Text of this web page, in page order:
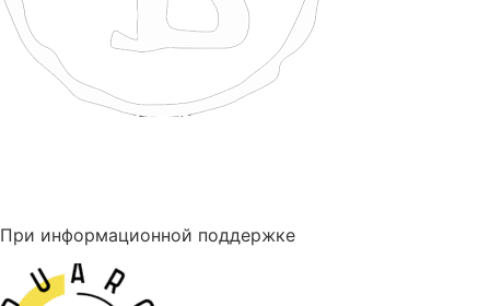
При информационной поддержке